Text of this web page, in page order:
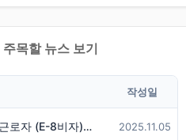
주목할 뉴스 보기
작성일
필리핀, 계절근로자 (E-8비자) 한국행 중단 2025.11.05